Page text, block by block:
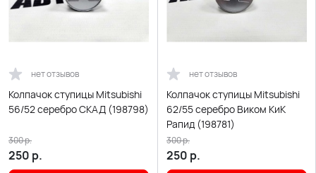
нет отзывов
Колпачок ступицы Mitsubishi
56/52 серебро СКАД (198798)
250 р.
300р.
нет отзывов
Колпачок ступицы Mitsubishi
62/55 серебро Виком КиК
Рапид (198781)
250 р.
300р.